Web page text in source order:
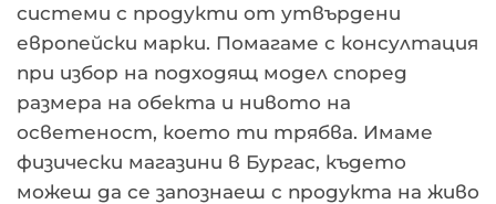
системи с продукти от утвърдени
европейски марки. Помагаме с консултация
при избор на подходящ модел според
размера на обекта и нивото на
осветеност, което ти трябва. Имаме
физически магазини в Бургас, където
можеш да се запознаеш с продукта на живо